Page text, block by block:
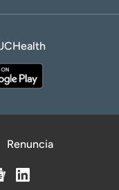
Renuncia